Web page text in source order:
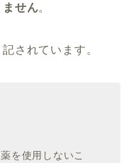
ません。
されています。
を使用しないこ